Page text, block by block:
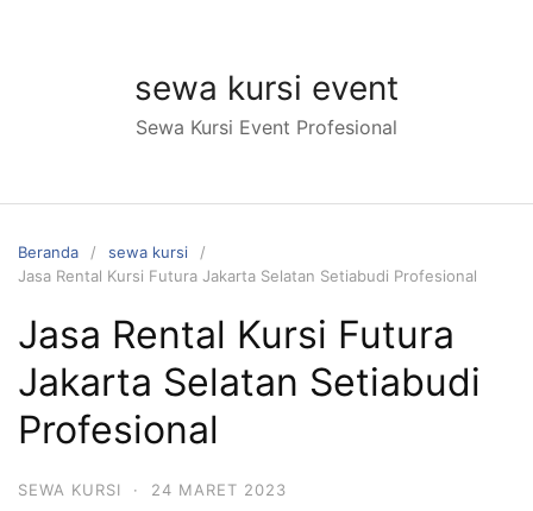
sewa kursi event
Sewa Kursi Event Profesional
Beranda
sewa kursi
Jasa Rental Kursi Futura Jakarta Selatan Setiabudi Profesional
Jasa Rental Kursi Futura
Jakarta Selatan Setiabudi
Profesional
SEWA KURSI · 24 MARET 2023